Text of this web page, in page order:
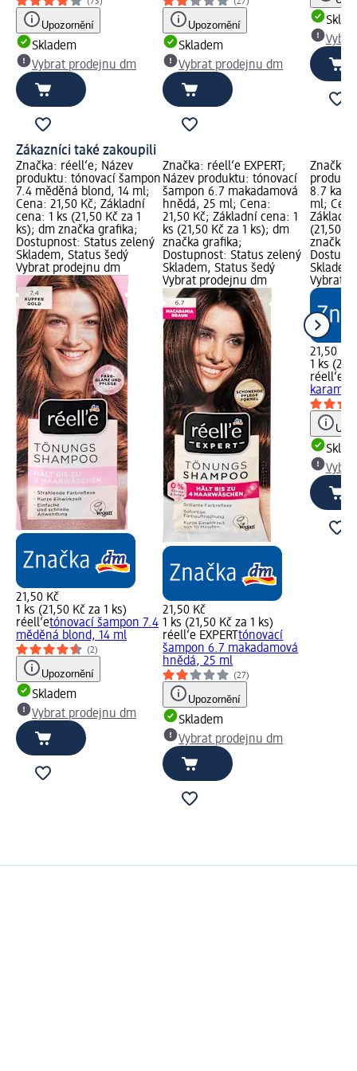
(73)
Upozornění
Skladem
Vybrat prodejnu dm
(27)
Upozornění
Skladem
Vybrat prodejnu dm
Zákazníci také zakoupili
Značka: réell‘e; Název
produktu: tónovací šampon
7.4 měděná blond, 14 ml;
Cena: 21,50 Kč; Základní
cena: 1 ks (21,50 Kč za 1
ks); dm značka grafika;
Dostupnost: Status zelený
Skladem, Status šedý
Vybrat prodejnu dm
21,50 Kč
1 ks (21,50 Kč za 1 ks)
réell‘etónovací šampon 7.4
měděná blond, 14 ml
(2)
Upozornění
Skladem
Vybrat prodejnu dm
Značka: réell‘e EXPERT;
Název produktu: tónovací
šampon 6.7 makadamová
hnědá, 25 ml; Cena:
21,50 Kč; Základní cena: 1
ks (21,50 Kč za 1 ks); dm
značka grafika;
Dostupnost: Status zelený
Skladem, Status šedý
Vybrat prodejnu dm
21,50 Kč
1 ks (21,50 Kč za 1 ks)
réell‘e EXPERTtónovací
šampon 6.7 makadamová
hnědá, 25 ml
(27)
Upozornění
Skladem
Vybrat prodejnu dm
Značka:
8.7
ml;
Základní
(21,50
značka
Vybrat
21,50 Kč
1 ks
réell‘e